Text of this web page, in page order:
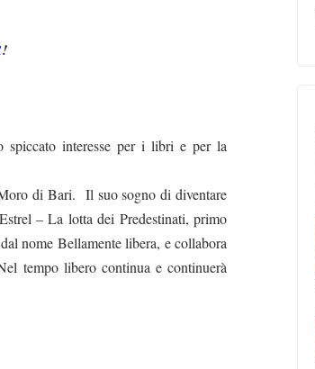
!
spiccato interesse per i libri e per la
di Bari. Il suo sogno di diventare
– La lotta dei Predestinati, primo
nome Bellamente libera, e collabora
tempo libero continua e continuerà